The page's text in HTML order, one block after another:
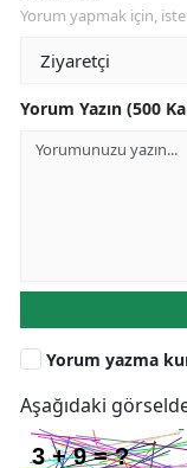
Yorum yapmak için,
Yorum Yazın (500
Yorum yazma
Aşağıdaki